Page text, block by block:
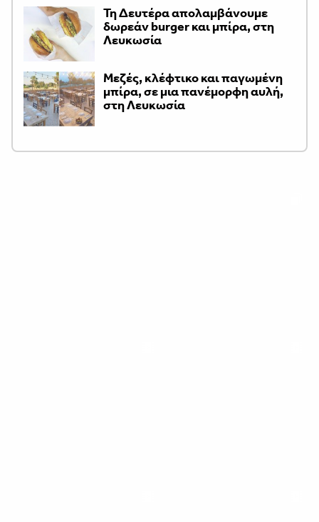
Τη Δευτέρα απολαμβάνουμε
δωρεάν burger και μπίρα, στη
Λευκωσία
Μεζές, κλέφτικο και παγωμένη
μπίρα, σε μια πανέμορφη αυλή,
στη Λευκωσία